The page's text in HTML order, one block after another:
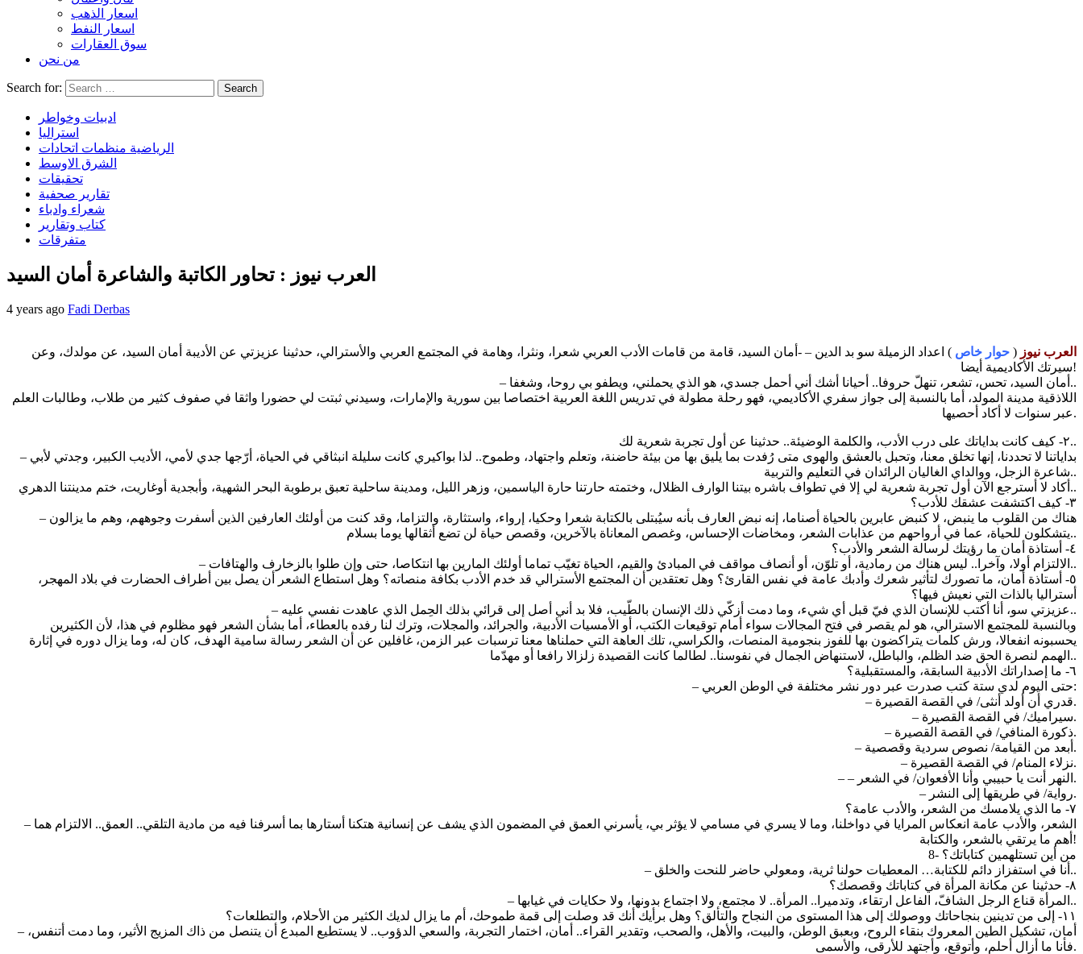
اسعار الذهب
اسعار النفط
سوق العقارات
من نحن
Search for:
ادبيات وخواطر
استراليا
الرياضية منظمات اتحادات
الشرق الاوسط
تحقيقات
تقارير صحفية
شعراء وادباء
كتاب وتقارير
متفرقات
العرب نيوز : تحاور الكاتبة والشاعرة أمان السيد
4 years ago Fadi Derbas
العرب نيوز ( حوار خاص ) اعداد الزميلة سو بد الدين – -أمان السيد، قامة من قامات الأدب العربي شعرا، ونثرا، وهامة في المجتمع العربي والأسترالي، حدثينا عزيزتي عن الأديبة أمان السيد، عن مولدك، وعن
سيرتك الأكاديمية أيضا!
– أمان السيد، تحس، تشعر، تنهلّ حروفا.. أحيانا أشك أني أحمل جسدي، هو الذي يحملني، ويطفو بي روحا، وشغفا..
اللاذقية مدينة المولد، أما بالنسبة إلى جواز سفري الأكاديمي، فهو رحلة مطولة في تدريس اللغة العربية اختصاصا بين سورية والإمارات، وسيدني ثبتت لي حضورا واثقا في صفوف كثير من طلاب، وطالبات العلم
عبر سنوات لا أكاد أحصيها.
٢- كيف كانت بداياتك على درب الأدب، والكلمة الوضيئة.. حدثينا عن أول تجربة شعرية لك..
– بداياتنا لا تحددنا، إنها تخلق معنا، وتحبل بالعشق والهوى متى رُفدت بما يليق بها من بيئة حاضنة، وتعلم واجتهاد، وطموح.. لذا بواكيري كانت سليلة انبثاقي في الحياة، أرّجها جدي لأمي، الأديب الكبير، وجدتي لأبي
شاعرة الزجل، ووالداي الغاليان الرائدان في التعليم والتربية..
أكاد لا أسترجع الآن أول تجربة شعرية لي إلا في تطواف باشره بيتنا الوارف الظلال، وختمته حارتنا حارة الياسمين، وزهر الليل، ومدينة ساحلية تعبق برطوبة البحر الشهية، وأبجدية أوغاريت، ختم مدينتنا الدهري..
٣- كيف اكتشفت عشقك للأدب؟
– هناك من القلوب ما ينبض، لا كنبض عابرين بالحياة أصناما، إنه نبض العارف بأنه سيُبتلى بالكتابة شعرا وحكيا، إرواء، واستثارة، والتزاما، وقد كنت من أولئك العارفين الذين أسفرت وجوههم، وهم ما يزالون
يتشكلون للحياة، عما في أرواحهم من عذابات الشعر، ومخاضات الإحساس، وغصص المعاناة بالآخرين، وقصص حياة لن تضع أثقالها يوما بسلام..
٤- أستاذة أمان ما رؤيتك لرسالة الشعر والأدب؟
– الالتزام أولا، وآخرا.. ليس هناك من رمادية، أو تلوّن، أو أنصاف مواقف في المبادئ والقيم، الحياة تغيّب تماما أولئك المارين بها انتكاصا، حتى وإن طلوا بالزخارف والهتافات..
٥- أستاذة أمان، ما تصورك لتأثير شعرك وأدبك عامة في نفس القارئ؟ وهل تعتقدين أن المجتمع الأسترالي قد خدم الأدب بكافة منصاته؟ وهل استطاع الشعر أن يصل بين أطراف الحضارت في بلاد المهجر،
أستراليا بالذات التي نعيش فيها؟
– عزيزتي سو، أنا أكتب للإنسان الذي فيّ قبل أي شيء، وما دمت أزكّي ذلك الإنسان بالطّيب، فلا بد أني أصل إلى قرائي بذلك الحِمل الذي عاهدت نفسي عليه..
وبالنسبة للمجتمع الاسترالي، هو لم يقصر في فتح المجالات سواء أمام توقيعات الكتب، أو الأمسيات الأدبية، والجرائد، والمجلات، وترك لنا رفده بالعطاء، أما بشأن الشعر فهو مظلوم في هذا، لأن الكثيرين
يحسبونه انفعالا، ورش كلمات يتراكضون بها للفوز بنجومية المنصات، والكراسي، تلك العاهة التي حملناها معنا ترسبات عبر الزمن، غافلين عن أن الشعر رسالة سامية الهدف، كان له، وما يزال دوره في إثارة
الهمم لنصرة الحق ضد الظلم، والباطل، لاستنهاض الجمال في نفوسنا.. لطالما كانت القصيدة زلزالا رافعا أو مهدّما..
٦- ما إصداراتك الأدبية السابقة، والمستقبلية؟
– حتى اليوم لدي ستة كتب صدرت عبر دور نشر مختلفة في الوطن العربي:
– قدري أن أولد أنثى/ في القصة القصيرة.
– سيراميك/ في القصة القصيرة.
– ذكورة المنافي/ في القصة القصيرة.
– أبعد من القيامة/ نصوص سردية وقصصية.
– نزلاء المنام/ في القصة القصيرة.
– – النهر أنت يا حبيبي وأنا الأفعوان/ في الشعر.
– رواية/ في طريقها إلى النشر.
٧- ما الذي يلامسك من الشعر، والأدب عامة؟
– الشعر، والأدب عامة انعكاس المرايا في دواخلنا، وما لا يسري في مسامي لا يؤثر بي، يأسرني العمق في المضمون الذي يشف عن إنسانية هتكنا أستارها بما أسرفنا فيه من مادية التلقي.. العمق.. الالتزام هما
أهم ما يرتقي بالشعر، والكتابة!
8- من أين تستلهمين كتاباتك؟
– أنا في استفزاز دائم للكتابة… المعطيات حولنا ثرية، ومعولي حاضر للنحت والخلق..
٨- حدثينا عن مكانة المرأة في كتاباتك وقصصك؟
– المرأة قناع الرجل الشافّ، الفاعل ارتقاء، وتدميرا.. المرأة.. لا مجتمع، ولا اجتماع بدونها، ولا حكايات في غيابها..
١١- إلى من تدينين بنجاحاتك ووصولك إلى هذا المستوى من النجاح والتألق؟ وهل برأيك أنك قد وصلت إلى قمة طموحك، أم ما يزال لديك الكثير من الأحلام، والتطلعات؟
– أمان، تشكيل الطين المعروك بنقاء الروح، وبعبق الوطن، والبيت، والأهل، والصحب، وتقدير القراء.. أمان، اختمار التجربة، والسعي الدؤوب.. لا يستطيع المبدع أن يتنصل من ذاك المزيج الأثير، وما دمت أتنفس،
فأنا ما أزال أحلم، وأتوقع، وأجتهد للأرقى، والأسمى.